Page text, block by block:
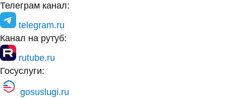
Телеграм канал:
telegram.ru
Канал на рутуб:
rutube.ru
Госуслуги:
gosuslugi.ru